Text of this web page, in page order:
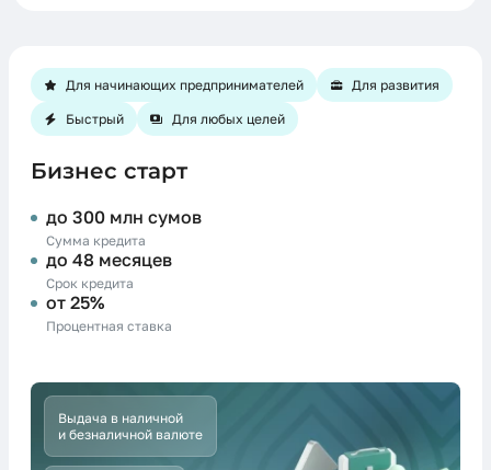
Для начинающих предпринимателей Для развития
Быстрый Для любых целей
Бизнес старт
до 300 млн сумов
Сумма кредита
до 48 месяцев
Срок кредита
от 25%
Процентная ставка
Выдача в наличной
и безналичной валюте